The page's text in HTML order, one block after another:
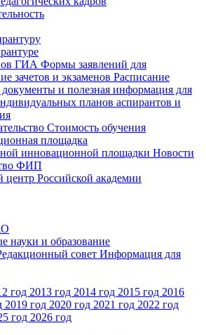
ГИА Формы заявлений для
зачетов и экзаменов Расписание
и полезная информация для
планов аспирантов и
Стоимость обучения
площадка
инновационной площадки Новости
ФИП
Российской академии
науки и образование
совет Информация для
год 2013 год 2014 год 2015 год 2016
2019 год 2020 год 2021 год 2022 год
год 2026 год